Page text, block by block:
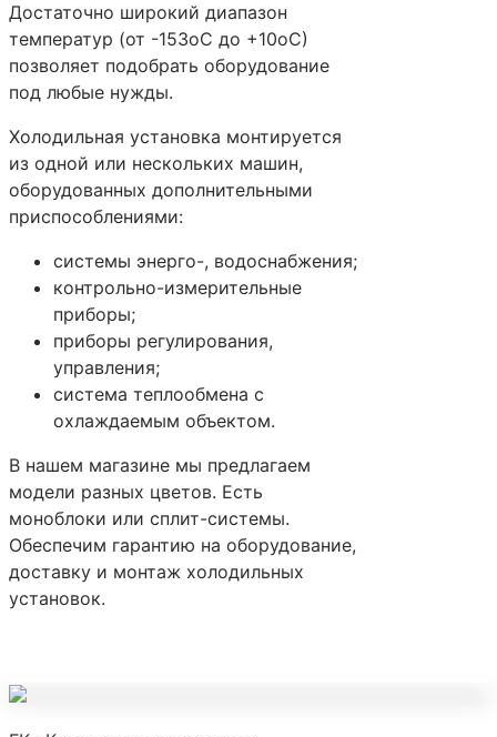
Достаточно широкий диапазон
температур (от -153оС до +10оС)
позволяет подобрать оборудование
под любые нужды.
Холодильная установка монтируется
из одной или нескольких машин,
оборудованных дополнительными
приспособлениями:
системы энерго-, водоснабжения;
контрольно-измерительные
приборы;
приборы регулирования,
управления;
система теплообмена с
охлаждаемым объектом.
В нашем магазине мы предлагаем
модели разных цветов. Есть
моноблоки или сплит-системы.
Обеспечим гарантию на оборудование,
доставку и монтаж холодильных
установок.